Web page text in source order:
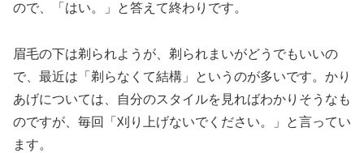
ので、「はい。」と答えて終わりです。
眉毛の下は剃られようが、剃られまいがどうでもいいの
で、最近は「剃らなくて結構」というのが多いです。かり
あげについては、自分のスタイルを見ればわかりそうなも
のですが、毎回「刈り上げないでください。」と言ってい
ます。